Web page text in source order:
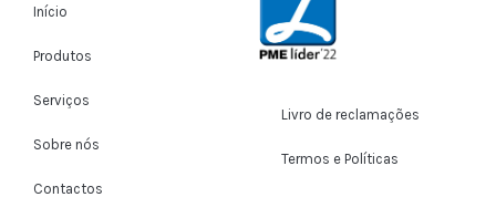
Início
Produtos
Serviços
Sobre nós
Contactos
Livro de reclamações
Termos e Políticas